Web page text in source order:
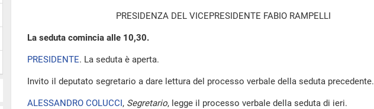
PRESIDENZA DEL VICEPRESIDENTE FABIO RAMPELLI
La seduta comincia alle 10,30.
PRESIDENTE. La seduta è aperta.
Invito il deputato segretario a dare lettura del processo verbale della seduta precedente.
ALESSANDRO COLUCCI, Segretario, legge il processo verbale della seduta di ieri.